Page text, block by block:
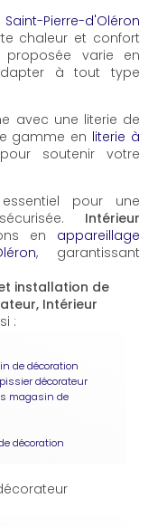
Pierre-d'Oléron
chaleur et confort
varie en
à tout type
avec une literie de
gamme en literie à
soutenir votre
pour une
Intérieur
en appareillage
, garantissant
installation de
Intérieur
:
de décoration
décorateur
magasin de
décoration